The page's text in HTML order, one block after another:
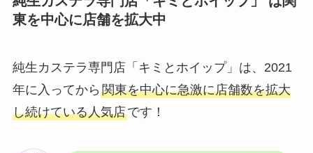
東を中心に店舗を拡大中
純生カステラ専門店「キミとホイップ」は、2021
年に入ってから 関東を中心に急激に店舗数を拡大
し続けている人気店です！